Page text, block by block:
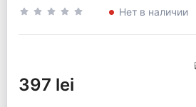
Нет в наличии
397 lei